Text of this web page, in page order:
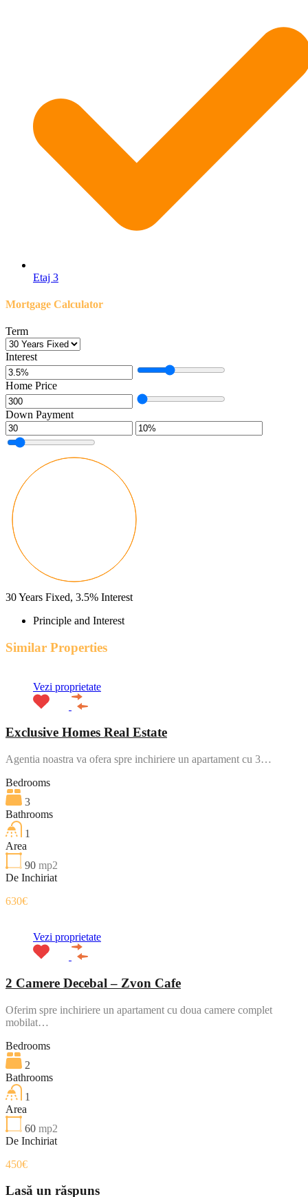
Etaj 3
Mortgage Calculator
Term
Interest
Home Price
Down Payment
30Years Fixed, 3.5% Interest
Principle and Interest
Similar Properties
Vezi proprietate
Exclusive Homes Real Estate
Agentia noastra va ofera spre inchiriere un apartament cu 3…
Bedrooms
3
Bathrooms
1
Area
90 mp2
De Inchiriat
630€
Vezi proprietate
2 Camere Decebal – Zvon Cafe
Oferim spre inchiriere un apartament cu doua camere complet
mobilat…
Bedrooms
2
Bathrooms
1
Area
60 mp2
De Inchiriat
450€
Lasă un răspuns